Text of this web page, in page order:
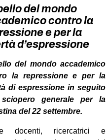
MSM
STUDENTI TSUNAMI
ZAM
MOBILITAZIONI
SPAZI
SPORT POPOLARE
MOVIMENTI
del mondo
contro la
e per la
d’espressione
del mondo accademico
la repressione e per la
di espressione in seguito
generale per la
del 22 settembre.
docenti, ricercatrici e